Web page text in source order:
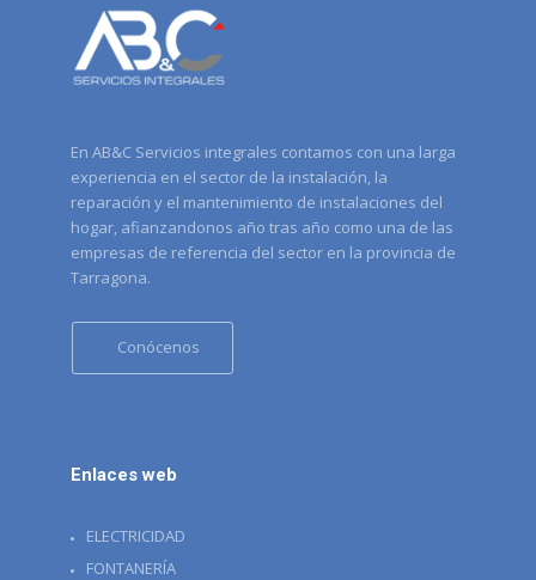
En AB&C Servicios integrales contamos con una larga
experiencia en el sector de la instalación, la
reparación y el mantenimiento de instalaciones del
hogar, afianzandonos año tras año como una de las
empresas de referencia del sector en la provincia de
Tarragona.
Conócenos
Enlaces web
ELECTRICIDAD
FONTANERÍA